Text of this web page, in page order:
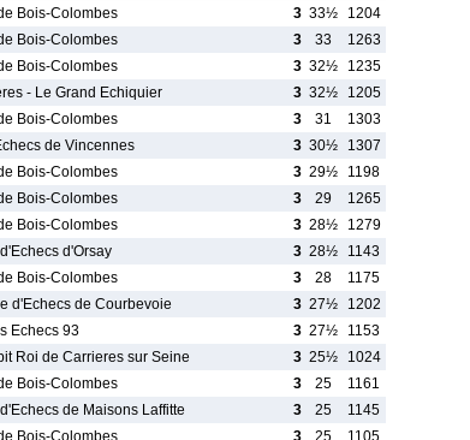
Bois-Colombes 3 33½
1204
Bois-Colombes 3 33
1263
Bois-Colombes 3 32½
1235
- Le Grand Echiquier 3 32½
1205
Bois-Colombes 3 31
1303
de Vincennes 3 30½
1307
Bois-Colombes 3 29½
1198
Bois-Colombes 3 29
1265
Bois-Colombes 3 28½
1279
d'Orsay 3 28½
1143
Bois-Colombes 3 28
1175
d'Echecs de Courbevoie 3 27½
1202
Echecs 93 3 27½
1153
Roi de Carrieres sur Seine 3 25½
1024
Bois-Colombes 3 25
1161
de Maisons Laffitte 3 25
1145
Bois-Colombes 3 25 1105